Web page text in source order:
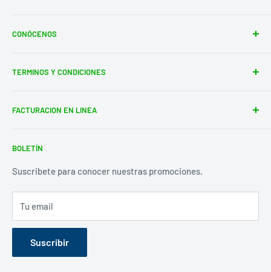
CONÓCENOS
Terms of Service
BOLETÍN
Suscribete para conocer nuestras promociones.
Tu email
Suscribir
TERMINOS Y CONDICIONES
FACTURACION EN LINEA